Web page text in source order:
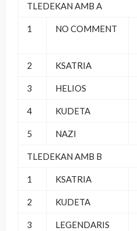
TLEDEKAN AMB A
1 NO COMMENT
2 KSATRIA
3 HELIOS
4 KUDETA
5 NAZI
TLEDEKAN AMB B
1 KSATRIA
2 KUDETA
3 LEGENDARIS